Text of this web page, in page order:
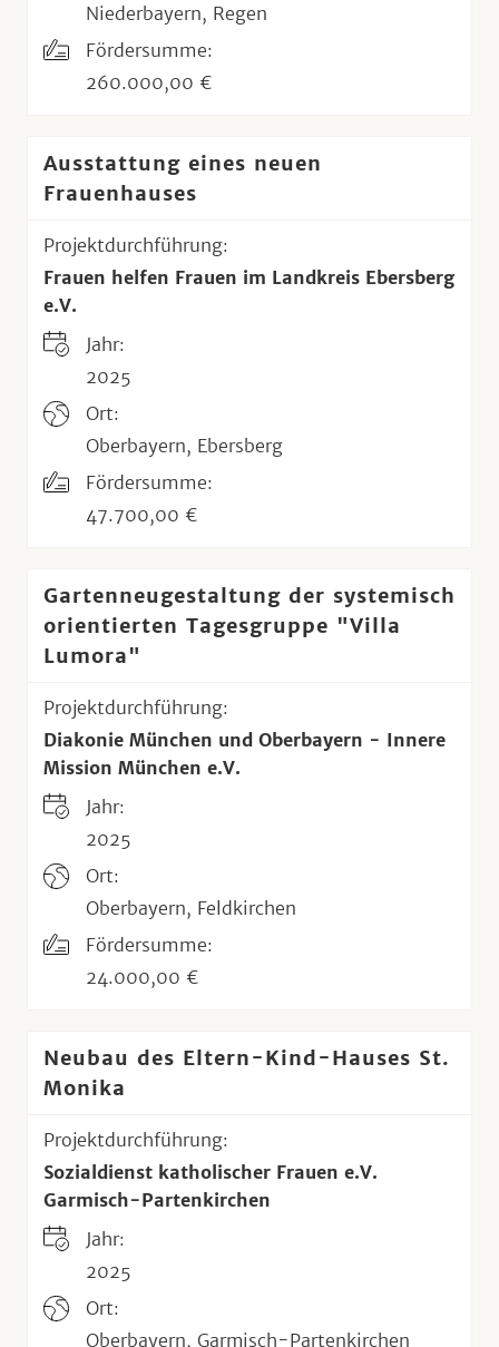
Niederbayern, Regen
Fördersumme:
260.000,00 €
Ausstattung eines neuen
Frauenhauses
Projektdurchführung:
Frauen helfen Frauen im Landkreis Ebersberg
e.V.
Jahr:
2025
Ort:
Oberbayern, Ebersberg
Fördersumme:
47.700,00 €
Gartenneugestaltung der systemisch
orientierten Tagesgruppe "Villa
Lumora"
Projektdurchführung:
Diakonie München und Oberbayern - Innere
Mission München e.V.
Jahr:
2025
Ort:
Oberbayern, Feldkirchen
Fördersumme:
24.000,00 €
Neubau des Eltern-Kind-Hauses St.
Monika
Projektdurchführung:
Sozialdienst katholischer Frauen e.V.
Garmisch-Partenkirchen
Jahr:
2025
Ort:
Oberbayern, Garmisch-Partenkirchen